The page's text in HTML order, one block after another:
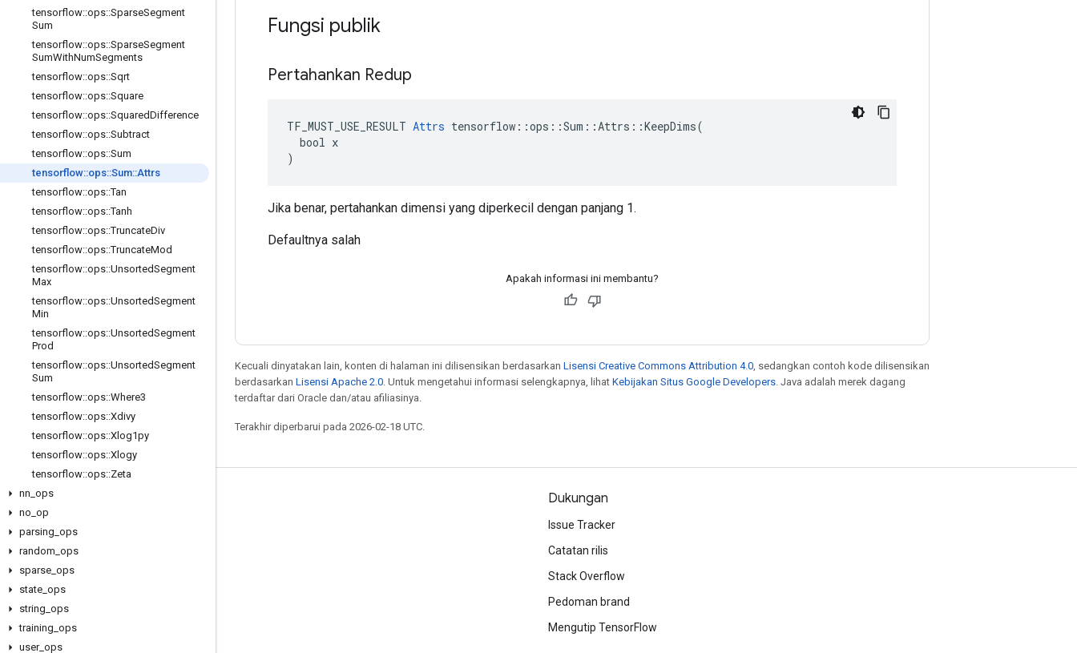
tensorflow::ops::SparseSegment
Sum
tensorflow::ops::SparseSegment
SumWithNumSegments
tensorflow::ops::Sqrt
tensorflow::ops::Square
tensorflow::ops::SquaredDifference
tensorflow::ops::Subtract
tensorflow::ops::Sum
tensorflow::ops::Sum::Attrs
tensorflow::ops::Tan
tensorflow::ops::Tanh
tensorflow::ops::TruncateDiv
tensorflow::ops::TruncateMod
tensorflow::ops::UnsortedSegment
Max
tensorflow::ops::UnsortedSegment
Min
tensorflow::ops::UnsortedSegment
Prod
tensorflow::ops::UnsortedSegment
Sum
tensorflow::ops::Where3
tensorflow::ops::Xdivy
tensorflow::ops::Xlog1py
tensorflow::ops::Xlogy
tensorflow::ops::Zeta
nn ops
no op
parsing ops
random ops
sparse ops
state ops
string ops
training ops
user_ ops
Fungsi publik
Pertahankan Redup
TF_MUST_USE_RESULT Attrs tensorflow::ops::Sum::Attrs::KeepDims(
  bool x
)
Jika benar, pertahankan dimensi yang diperkecil dengan panjang 1.
Defaultnya salah
Apakah informasi ini membantu?
Kecuali dinyatakan lain, konten di halaman ini dilisensikan berdasarkan Lisensi Creative Commons Attribution 4.0 , sedangkan contoh kode dilisensikan
berdasarkan Lisensi Apache 2.0 . Untuk mengetahui informasi selengkapnya, lihat Kebijakan Situs Google Developers . Java adalah merek dagang
terdaftar dari Oracle dan/atau afiliasinya.
Terakhir diperbarui pada 2026-02-18 UTC.
Tetap terhubung
Forum
GitHub
YouTube
Dukungan
Issue Tracker
Catatan rilis
Stack Overflow
Pedoman brand
Mengutip TensorFlow